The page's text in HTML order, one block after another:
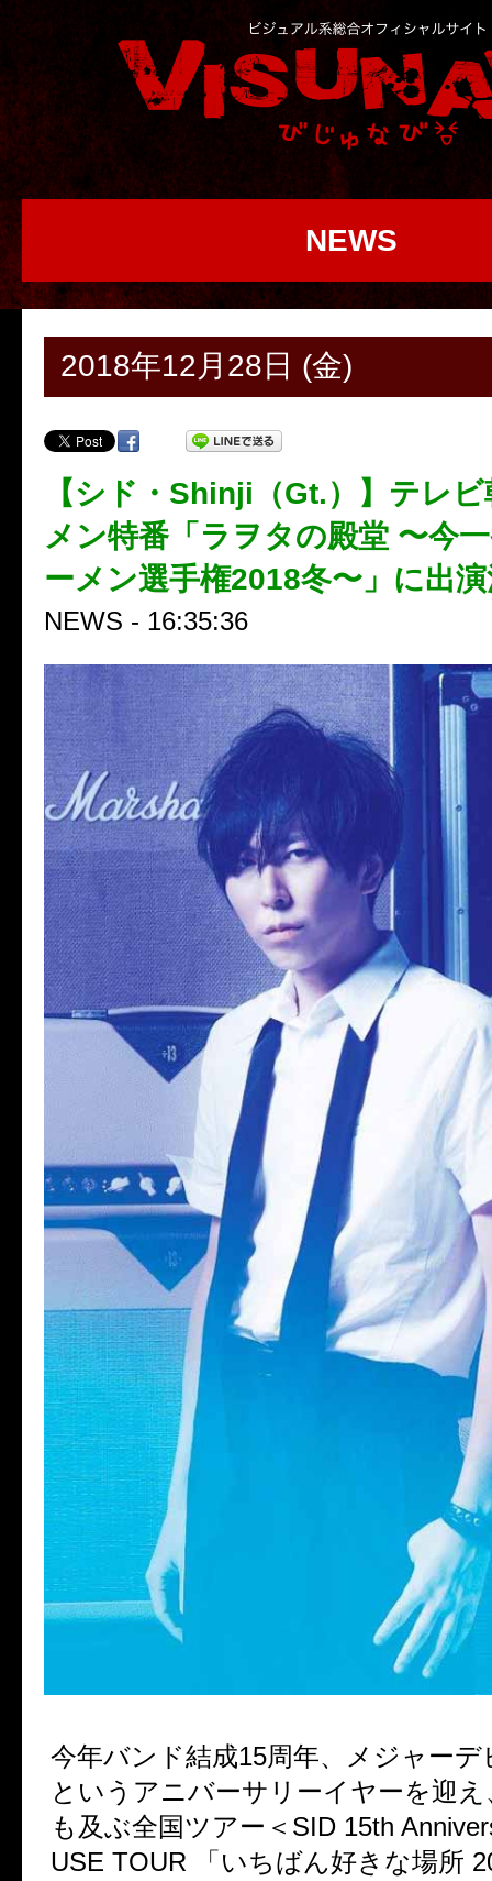
NEWS
2018年12月28日 (金)
【シド・Shinji（Gt.）】テレ
メン特番「ラヲタの殿堂 〜今
ーメン選手権2018冬〜」に出
NEWS - 16:35:36
今年バンド結成15周年、メジャーデ
というアニバーサリーイヤーを迎
も及ぶ全国ツアー＜SID 15th
USE TOUR 「いちばん好きな場所